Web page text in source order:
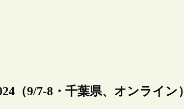
（9/7-8・千葉県、オンライン）